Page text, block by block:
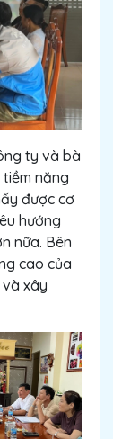
ty và bà
năng
được cơ
hướng
nữa. Bên
cao của
xây